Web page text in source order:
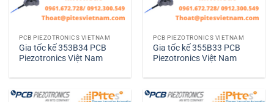
PCB PIEZOTRONICS VIETNAM
Gia tốc kế 353B34 PCB
Piezotronics Việt Nam
PCB PIEZOTRONICS VIETNAM
Gia tốc kế 355B33 PCB
Piezotronics Việt Nam